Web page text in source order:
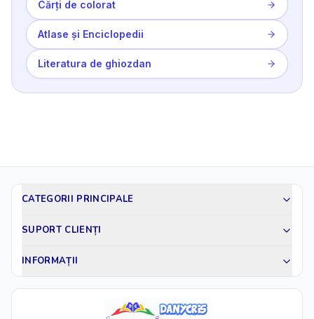
Cărți de colorat
Atlase și Enciclopedii
Literatura de ghiozdan
CATEGORII PRINCIPALE
SUPORT CLIENȚI
INFORMAȚII